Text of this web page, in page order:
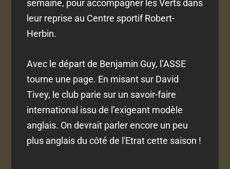
semaine, pour accompagner les Verts dans
leur reprise au Centre sportif Robert-
Herbin.
Avec le départ de Benjamin Guy, l’ASSE
tourne une page. En misant sur David
Tivey, le club parie sur un savoir-faire
international issu de l’exigeant modèle
anglais. On devrait parler encore un peu
plus anglais du côté de l'Etrat cette saison !